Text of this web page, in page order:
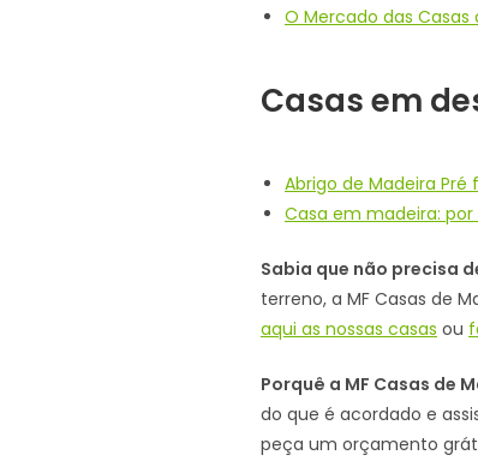
O Mercado das
Casas em
Abrigo de Madeira Pré
Casa em madeira:
Sabia que não precisa
terreno, a MF Casas de
aqui as nossas casas ou
Porquê a MF Casas de
do que é acordado e
peça um orçamento